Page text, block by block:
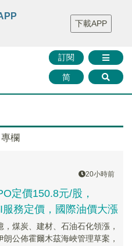
財華證券 媒體矩陣
智庫沙龍
聯絡我們
訂閱
简
下載APP
專欄
20小時前
定價150.8元/股，
務定價，國際油價大漲
煤炭、建材、石油石化領漲，
公佈霍爾木茲海峽管理草案，